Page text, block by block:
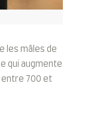
les mâles de
qui augmente
entre 700 et